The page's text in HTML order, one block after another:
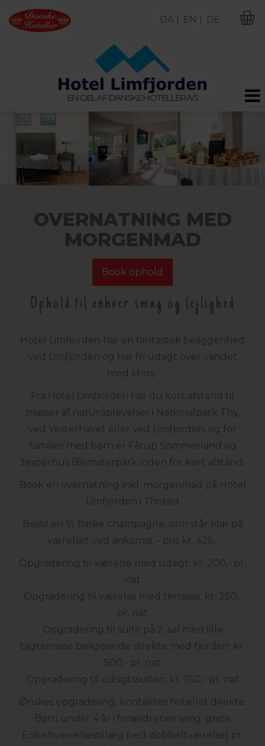
EN DEL AF DANSKE HOTELLER A/S
DA | EN | DE
OVERNATNING MED
MORGENMAD
Book ophold
Ophold til enhver smag og lejlighed
Hotel Limfjorden har en fantastisk beliggenhed
ved Limfjorden og har fri udsigt over vandet
mod Mors.
Fra Hotel Limfjorden har du kort afstand til
masser af naturoplevelser i Nationalpark Thy,
ved Vesterhavet eller ved Limfjorden, og for
familier med børn er Fårup Sommerland og
Jesperhus Blomsterpark inden for kort afstand.
Book en overnatning inkl. morgenmad på Hotel
Limfjorden i Thisted
Bestil en ½ flaske champagne, som står klar på
værelset ved ankomst – pris kr. 425,-
Opgradering til værelse med udsigt: kr. 200,- pr.
nat
Opgradering til værelse med terrasse: kr. 250,-
pr. nat
Opgradering til suite på 2. sal med lille
tagterrasse beliggende direkte mod fjorden: kr.
500,- pr. nat
Opgradering til udsigtssuiten: kr. 750,- pr. nat
Ønskes opgradering, kontaktes hotellet direkte.
Børn under 4 år i forældrenes seng: gratis
Enkeltværelsestillæg (ved dobbeltværelse) pr.